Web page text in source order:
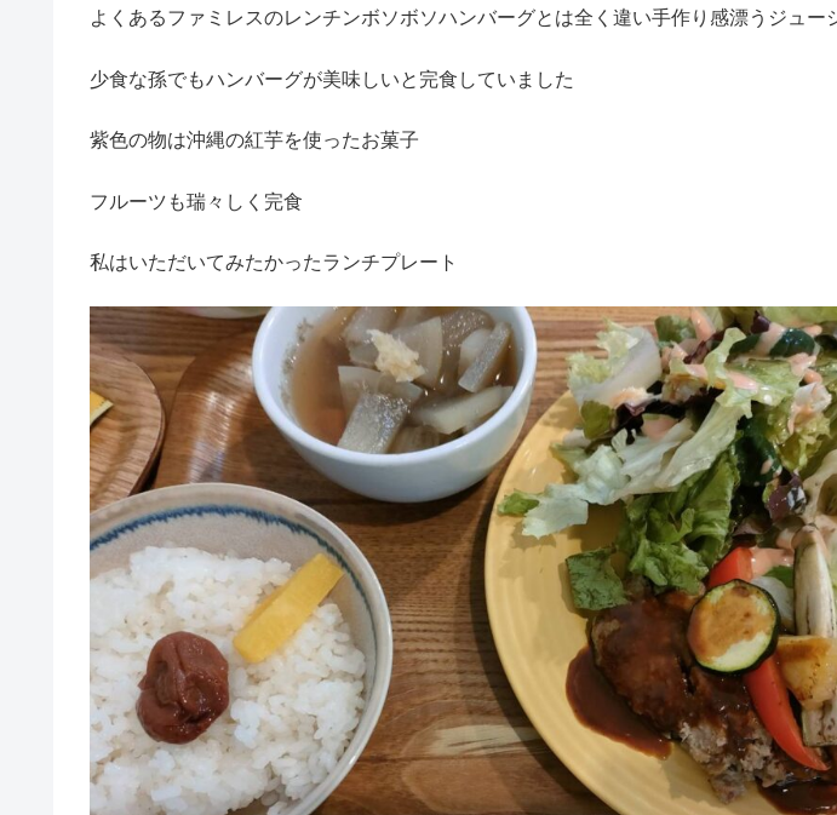
よくあるファミレスのレンチンボソボソハンバーグとは全く違い手作り感漂うジュー
少食な孫でもハンバーグが美味しいと完食していました
紫色の物は沖縄の紅芋を使ったお菓子
フルーツも瑞々しく完食
私はいただいてみたかったランチプレート